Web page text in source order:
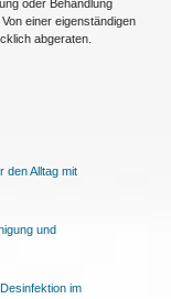
oder Behandlung
einer eigenständigen
abgeraten.
den Alltag mit
und
im